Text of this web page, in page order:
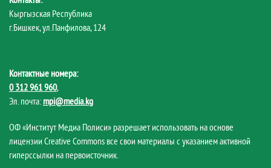
Кыргызская Республика
г.Бишкек, ул.Панфилова, 124
Контактные номера:
0 312 961 960,
Эл. почта: mpi@media.kg
ОФ «Институт Медиа Полиси» разрешает использовать на основе
лицензии Creative Commons все свои материалы с указанием активной
гиперссылки на первоисточник.